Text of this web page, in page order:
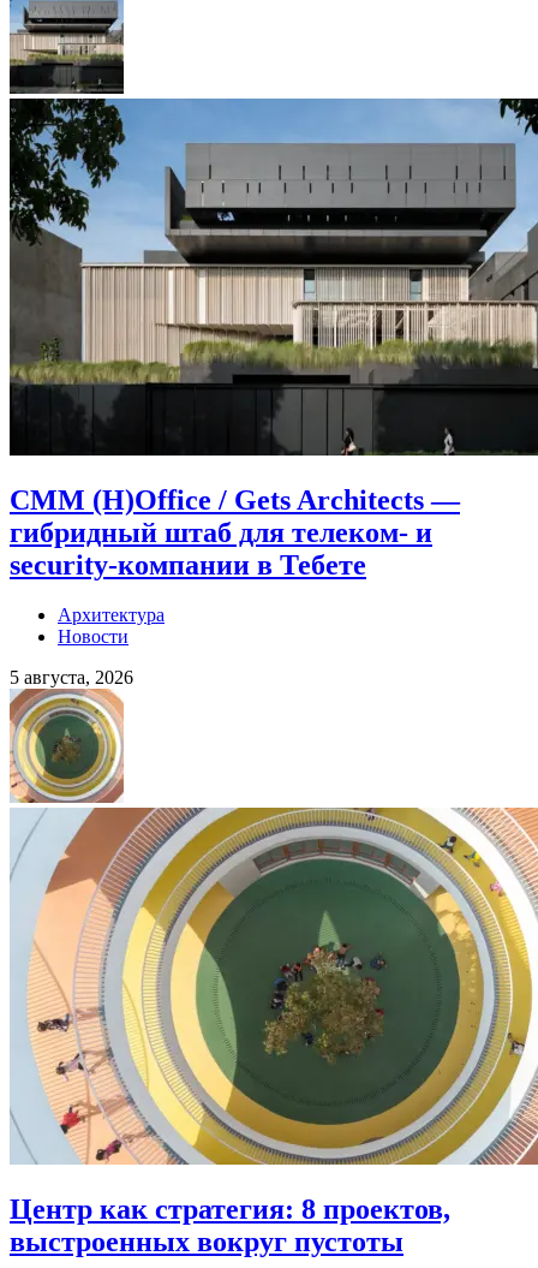
CMM (H)Office / Gets Architects —
гибридный штаб для телеком- и
security-компании в Тебете
Архитектура
Новости
5 августа, 2026
Центр как стратегия: 8 проектов,
выстроенных вокруг пустоты